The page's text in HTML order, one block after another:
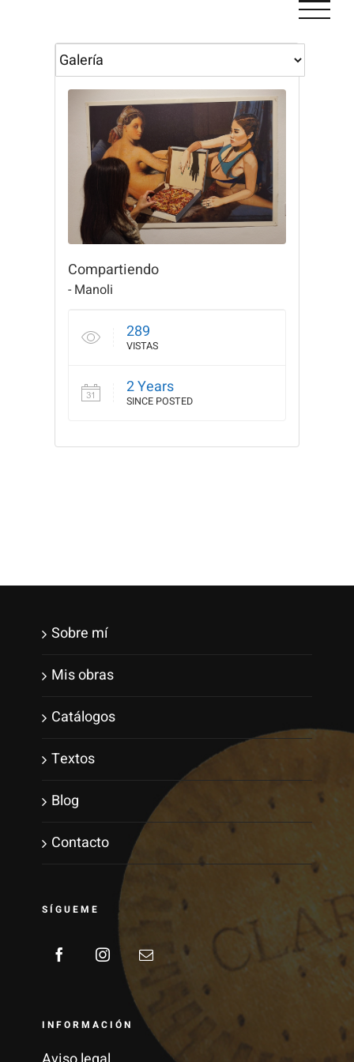
contenido
Compartiendo
- Manoli
289
VISTAS
2 Years
SINCE POSTED
Sobre mí
Mis obras
Catálogos
Textos
Blog
Contacto
SÍGUEME
INFORMACIÓN